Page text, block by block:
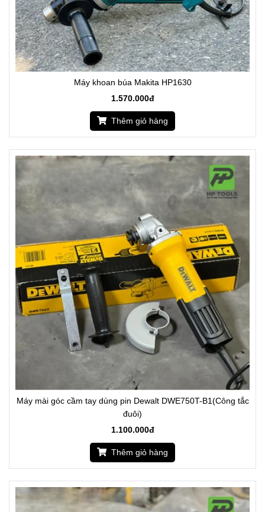
Máy khoan búa Makita HP1630
1.570.000đ
Thêm giỏ hàng
Máy mài góc cầm tay dùng pin Dewalt DWE750T-B1(Công tắc
đuôi)
1.100.000đ
Thêm giỏ hàng